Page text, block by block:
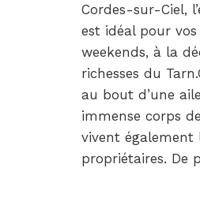
Cordes-sur-Ciel,
est idéal pour vos
weekends, à la
richesses du
au bout d’une
immense corps
vivent également
propriétaires. De